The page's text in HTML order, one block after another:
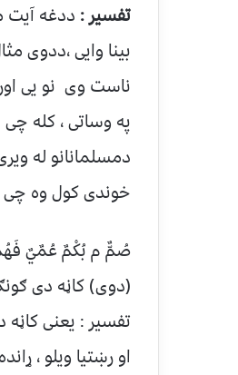
تفسیر : ددغه آیت
بینا وایی ،ددوی
ناست وی نو یی
په وساتی ، کله
دمسلمانانو له
خوندی کول وه چی
صُمٌّ م بُكْمٌ عُمٌيٌ فَهُمٌ
(دوی) کاڼه دی
تفسیر : یعنی
او رښتیا ویلو ،